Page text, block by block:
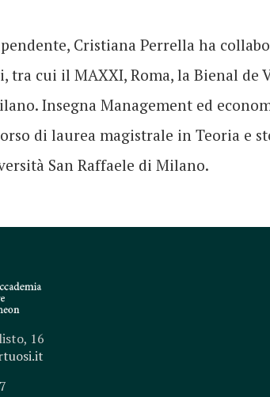
Cristiana Perrella ha
cui il MAXXI, Roma, la Bienal de
Insegna Management ed
di laurea magistrale in Teoria e
San Raffaele di Milano.
16